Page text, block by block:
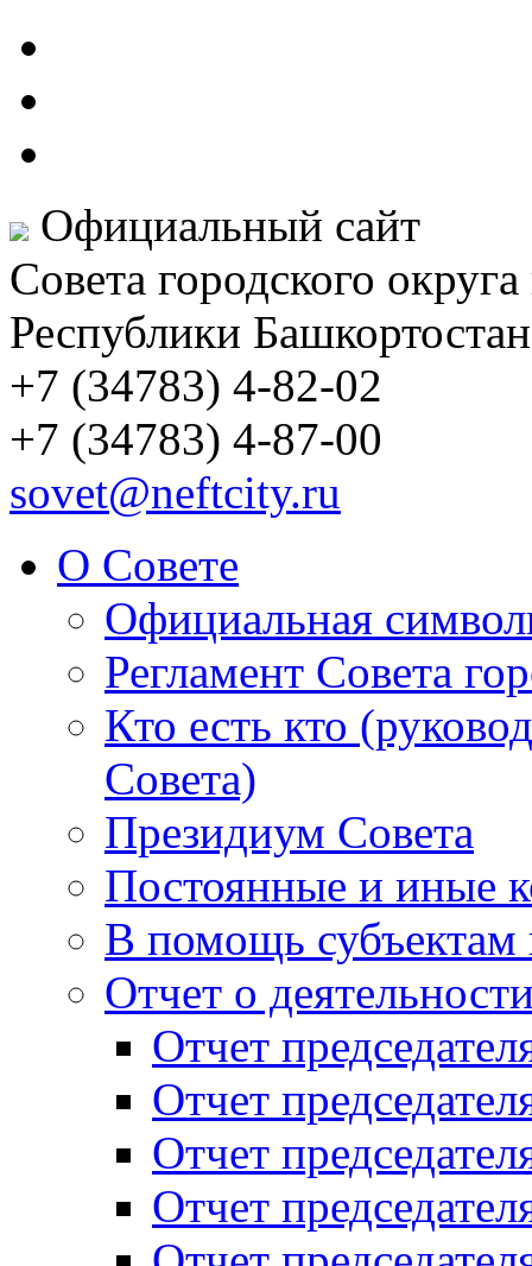
Официальный сайт
Совета городского
Республики Башкортостан
+7 (34783) 4-82-02
+7 (34783) 4-87-00
sovet@neftcity.ru
О Совете
Официальная
Регламент Совета
Кто есть кто
Совета)
Президиум Совета
Постоянные и иные
В помощь субъектам
Отчет о
Отчет
Отчет
Отчет
Отчет